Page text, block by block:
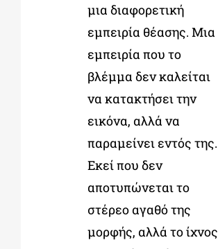
μια διαφορετική
εμπειρία θέασης. Μια
εμπειρία που το
βλέμμα δεν καλείται
να κατακτήσει την
εικόνα, αλλά να
παραμείνει εντός της.
Εκεί που δεν
αποτυπώνεται το
στέρεο αγαθό της
μορφής, αλλά το ίχνος